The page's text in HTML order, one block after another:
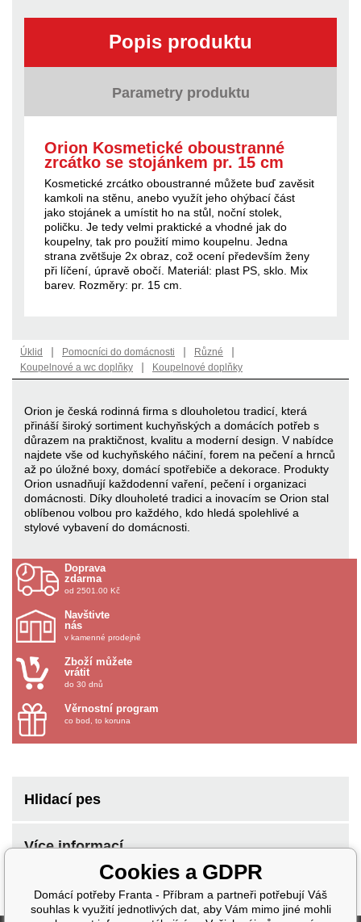
Popis produktu
Parametry produktu
Orion Kosmetické oboustranné
zrcátko se stojánkem pr. 15 cm
Kosmetické zrcátko oboustranné můžete buď zavěsit
kamkoli na stěnu, anebo využít jeho ohýbací část
jako stojánek a umístit ho na stůl, noční stolek,
poličku. Je tedy velmi praktické a vhodné jak do
koupelny, tak pro použití mimo koupelnu. Jedna
strana zvětšuje 2x obraz, což ocení především ženy
při líčení, úpravě obočí. Materiál: plast PS, sklo. Mix
barev. Rozměry: pr. 15 cm.
Úklid | Pomocníci do domácnosti | Různé |
Koupelnové a wc doplňky | Koupelnové doplňky
Orion je česká rodinná firma s dlouholetou tradicí, která
přináší široký sortiment kuchyňských a domácích potřeb s
důrazem na praktičnost, kvalitu a moderní design. V nabídce
najdete vše od kuchyňského náčiní, forem na pečení a hrnců
až po úložné boxy, domácí spotřebiče a dekorace. Produkty
Orion usnadňují každodenní vaření, pečení i organizaci
domácnosti. Díky dlouholeté tradici a inovacím se Orion stal
oblíbenou volbou pro každého, kdo hledá spolehlivé a
stylové vybavení do domácnosti.
Doprava
zdarma
od 2501.00 Kč
Navštivte
nás
v kamenné prodejně
Zboží můžete
vrátit
do 30 dnů
Věrnostní program
co bod, to koruna
Hlidací pes
Více informací
Cookies a GDPR
Domácí potřeby Franta - Příbram a partneři potřebují Váš
souhlas k využití jednotlivých dat, aby Vám mimo jiné mohli